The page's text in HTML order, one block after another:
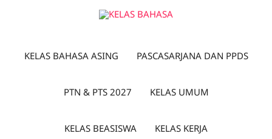
KELAS BAHASA ASING
PASCASARJANA DAN PPDS
PTN & PTS 2027 KELAS UMUM
KELAS BEASISWA KELAS KERJA